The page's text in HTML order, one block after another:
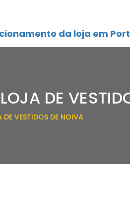
da loja em
DE
DE VESTIDOS DE NOIVA